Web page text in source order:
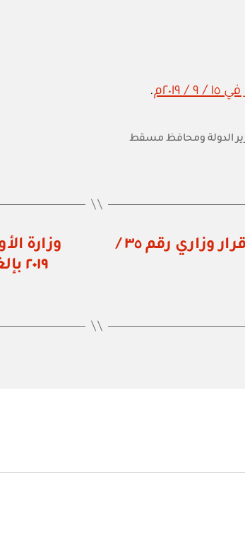
.
الدولة ومحافظ مسقط
مكتب وزير الدولة ومحافظ مسقط: قرار وزاري رقم ٣٥ /